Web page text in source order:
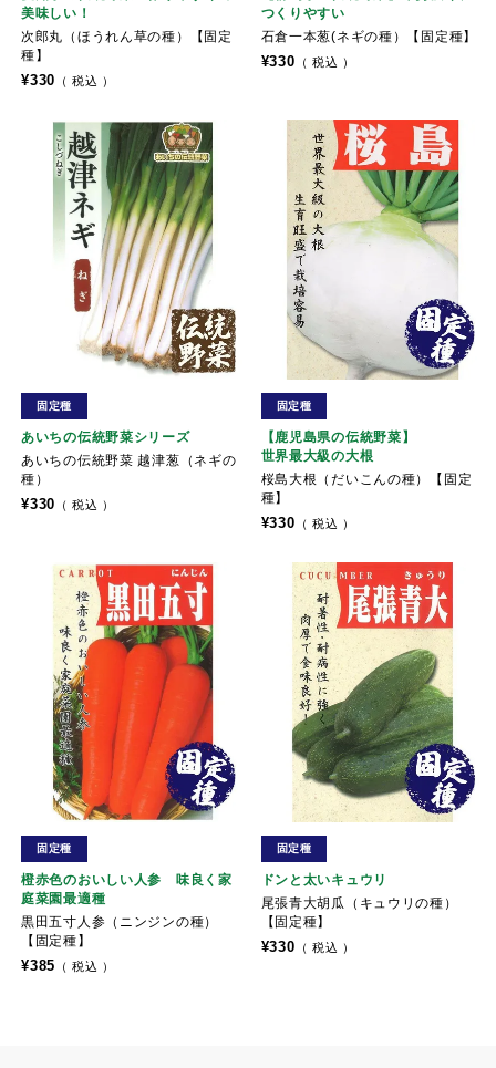
美味しい！
次郎丸（ほうれん草の種）【固定
種】
¥330 税込
つくりやすい
石倉一本葱(ネギの種）【固定種】
¥330 税込
あいちの伝統野菜シリーズ
あいちの伝統野菜 越津葱（ネギの
種）
固定種
¥330 税込
【鹿児島県の伝統野菜】
世界最大級の大根
桜島大根（だいこんの種）【固定
種】
固定種
¥330 税込
橙赤色のおいしい人参 味良く家
庭菜園最適種
黒田五寸人参（ニンジンの種）
【固定種】
固定種
¥385 税込
ドンと太いキュウリ
尾張青大胡瓜（キュウリの種）
【固定種】
固定種
¥330 税込